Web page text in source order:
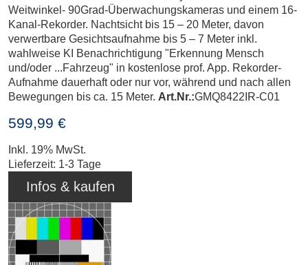
Weitwinkel- 90Grad-Überwachungskameras und einem 16-
Kanal-Rekorder. Nachtsicht bis 15 – 20 Meter, davon
verwertbare Gesichtsaufnahme bis 5 – 7 Meter inkl.
wahlweise KI Benachrichtigung "Erkennung Mensch
und/oder ...Fahrzeug" in kostenlose prof. App. Rekorder-
Aufnahme dauerhaft oder nur vor, während und nach allen
Bewegungen bis ca. 15 Meter. Art.Nr.:GMQ8422IR-C01
599,99 €
Inkl. 19% MwSt.
Lieferzeit: 1-3 Tage
Infos & kaufen